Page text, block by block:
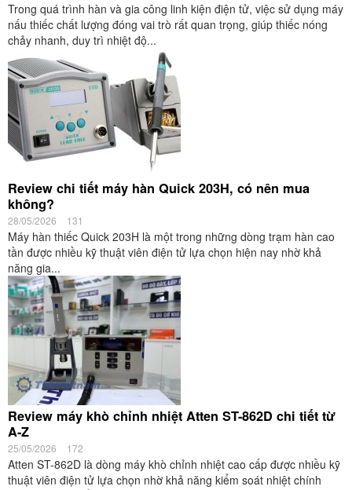
Trong quá trình hàn và gia công linh kiện điện tử, việc sử dụng máy
nấu thiếc chất lượng đóng vai trò rất quan trọng, giúp thiếc nóng
chảy nhanh, duy trì nhiệt độ...
Review chi tiết máy hàn Quick 203H, có nên mua
không?
28/05/2026 131
Máy hàn thiếc Quick 203H là một trong những dòng trạm hàn cao
tần được nhiều kỹ thuật viên điện tử lựa chọn hiện nay nhờ khả
năng gia...
Review máy khò chỉnh nhiệt Atten ST-862D chi tiết từ
A-Z
25/05/2026 172
Atten ST-862D là dòng máy khò chỉnh nhiệt cao cấp được nhiều kỹ
thuật viên điện tử lựa chọn nhờ khả năng kiểm soát nhiệt chính